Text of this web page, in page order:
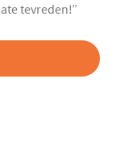
tevreden!”